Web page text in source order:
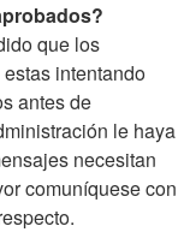
que los
intentando
antes de
le haya
necesitan
comuníquese con